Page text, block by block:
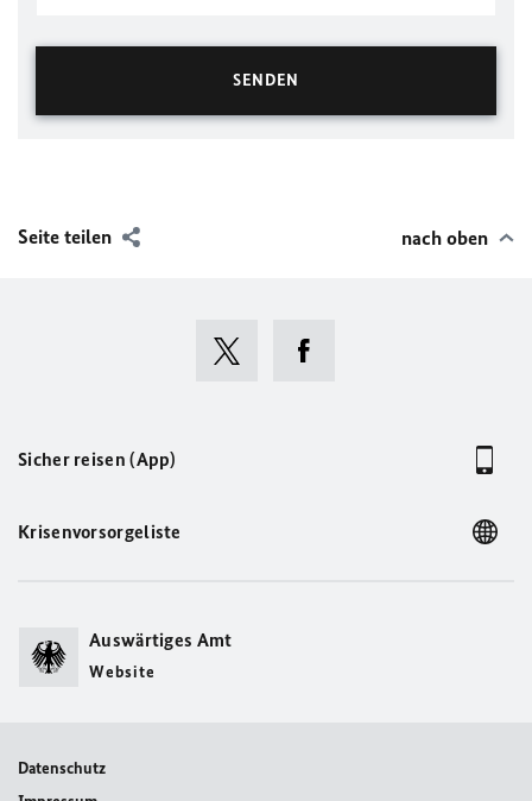
Seite teilen nach oben
Sicher reisen (App)
Krisenvorsorgeliste
Auswärtiges Amt
Website
Datenschutz